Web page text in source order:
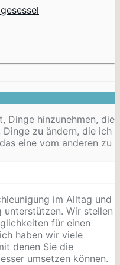
Dinge hinzunehmen, die
zu ändern, die ich
eine vom anderen zu
im Alltag und
unterstützen. Wir stellen
für einen
haben wir viele
denen Sie die
umsetzen können.